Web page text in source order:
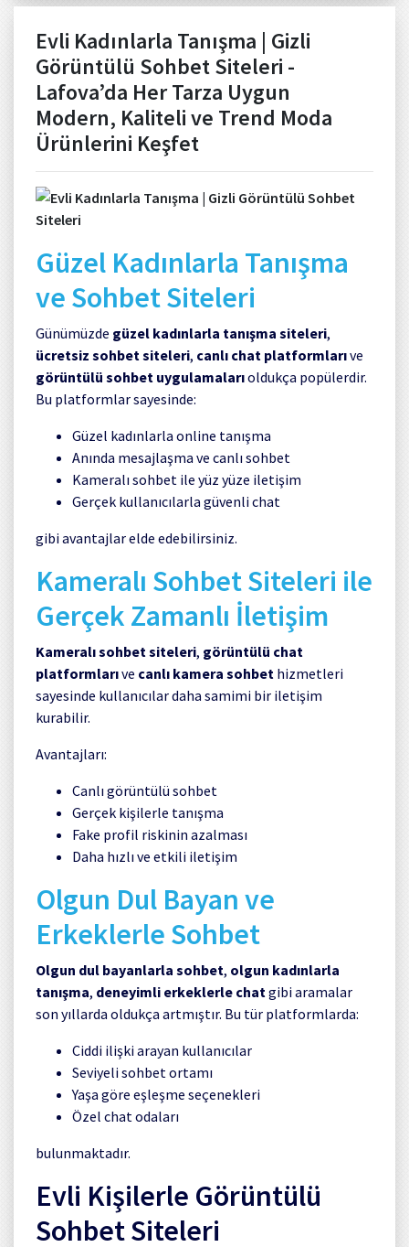
Evli Kadınlarla Tanışma | Gizli
Görüntülü Sohbet Siteleri -
Lafova’da Her Tarza Uygun
Modern, Kaliteli ve Trend Moda
Ürünlerini Keşfet
Güzel Kadınlarla Tanışma
ve Sohbet Siteleri
Günümüzde güzel kadınlarla tanışma siteleri,
ücretsiz sohbet siteleri, canlı chat platformlarıve
görüntülü sohbet uygulamalarıoldukça popülerdir.
Bu platformlar sayesinde:
Güzel kadınlarla online tanışma
Anında mesajlaşma ve canlı sohbet
Kameralı sohbet ile yüz yüze iletişim
Gerçek kullanıcılarla güvenli chat
gibi avantajlar elde edebilirsiniz.
Kameralı Sohbet Siteleri ile
Gerçek Zamanlı İletişim
Kameralı sohbet siteleri, görüntülü chat
platformlarıve canlı kamera sohbet hizmetleri
sayesinde kullanıcılar daha samimi bir iletişim
kurabilir.
Avantajları:
Canlı görüntülü sohbet
Gerçek kişilerle tanışma
Fake profil riskinin azalması
Daha hızlı ve etkili iletişim
Olgun Dul Bayan ve
Erkeklerle Sohbet
Olgun dul bayanlarla sohbet, olgun kadınlarla
tanışma, deneyimli erkeklerle chatgibi aramalar
son yıllarda oldukça artmıştır. Bu tür platformlarda:
Ciddi ilişki arayan kullanıcılar
Seviyeli sohbet ortamı
Yaşa göre eşleşme seçenekleri
Özel chat odaları
bulunmaktadır.
Evli Kişilerle Görüntülü
Sohbet Siteleri